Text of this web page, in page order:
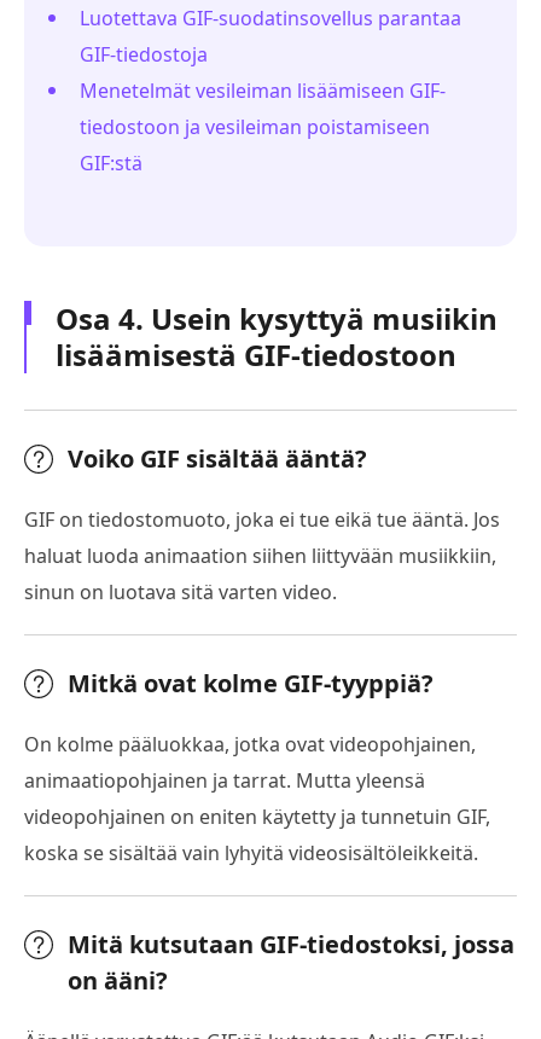
Luotettava GIF-suodatinsovellus parantaa
GIF-tiedostoja
Menetelmät vesileiman lisäämiseen GIF-
tiedostoon ja vesileiman poistamiseen
GIF:stä
Osa 4. Usein kysyttyä musiikin
lisäämisestä GIF-tiedostoon
Voiko GIF sisältää ääntä?
GIF on tiedostomuoto, joka ei tue eikä tue ääntä. Jos
haluat luoda animaation siihen liittyvään musiikkiin,
sinun on luotava sitä varten video.
Mitkä ovat kolme GIF-tyyppiä?
On kolme pääluokkaa, jotka ovat videopohjainen,
animaatiopohjainen ja tarrat. Mutta yleensä
videopohjainen on eniten käytetty ja tunnetuin GIF,
koska se sisältää vain lyhyitä videosisältöleikkeitä.
Mitä kutsutaan GIF-tiedostoksi, jossa
on ääni?